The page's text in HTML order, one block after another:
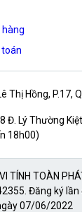
Thị Hồng, P.17,
Đ. Lý Thường
18h00)
TÍNH TOÀN
Đăng ký
07/06/2022